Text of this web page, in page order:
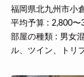
福岡県北九州市小
平均予算 : 2,800〜
部屋の種類 : 男女
ル、ツイン、トリ